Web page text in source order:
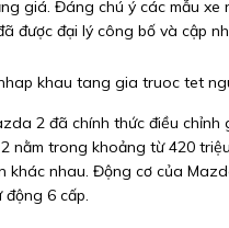
giá. Đáng chú ý các mẫu
được đại lý công bố và cập
2 đã chính thức điều
nằm trong khoảng từ 420
khác nhau. Động cơ của
động 6 cấp.